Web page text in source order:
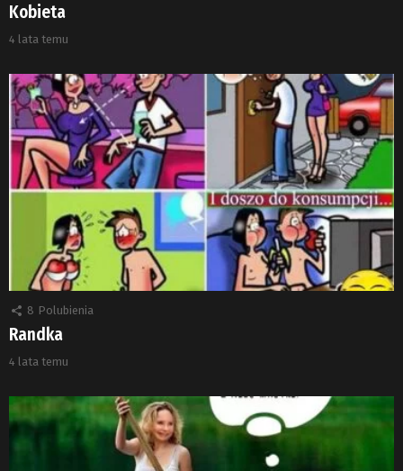
Kobieta
4 lata temu
8 Polubienia
Randka
4 lata temu